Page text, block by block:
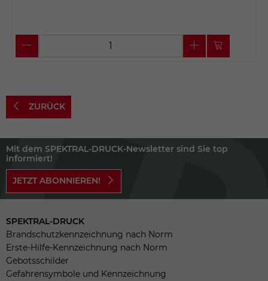
ZURÜCK
Mit dem SPEKTRAL-DRUCK-Newsletter sind Sie top
informiert!
JETZT ABONNIEREN!
SPEKTRAL-DRUCK
Brandschutzkennzeichnung nach Norm
Erste-Hilfe-Kennzeichnung nach Norm
Gebotsschilder
Gefahrensymbole und Kennzeichnung